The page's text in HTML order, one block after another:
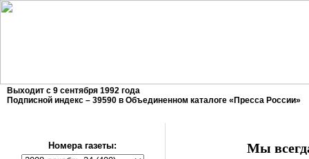
Выходит с 9 сентября 1992 года
Подписной индекс – 39590 в Объединенном каталоге «Пресса России»
Номера газеты:
Мы